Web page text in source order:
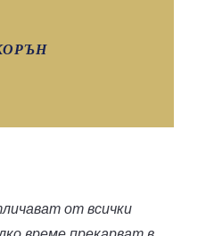
от всички